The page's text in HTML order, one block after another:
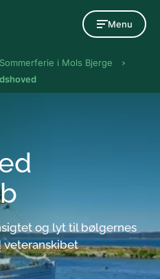
Menu
i Mols Bjerge
og lyt til bølgernes
veteranskibet